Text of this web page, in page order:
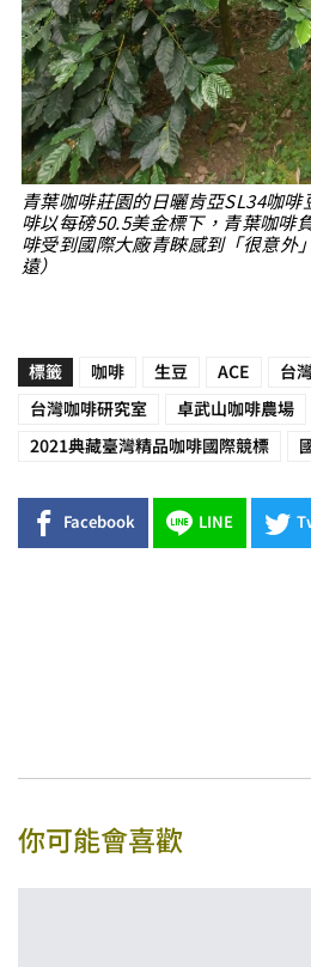
青葉咖啡莊園的日曬肯亞SL34咖
啡以每磅50.5美金標下，青葉咖
啡受到國際大廠青睞感到「很意
遠）
標籤 咖啡 生豆 ACE 台
台灣咖啡研究室 卓武山咖啡農場
2021典藏臺灣精品咖啡國際競標
Facebook LINE
你可能會喜歡